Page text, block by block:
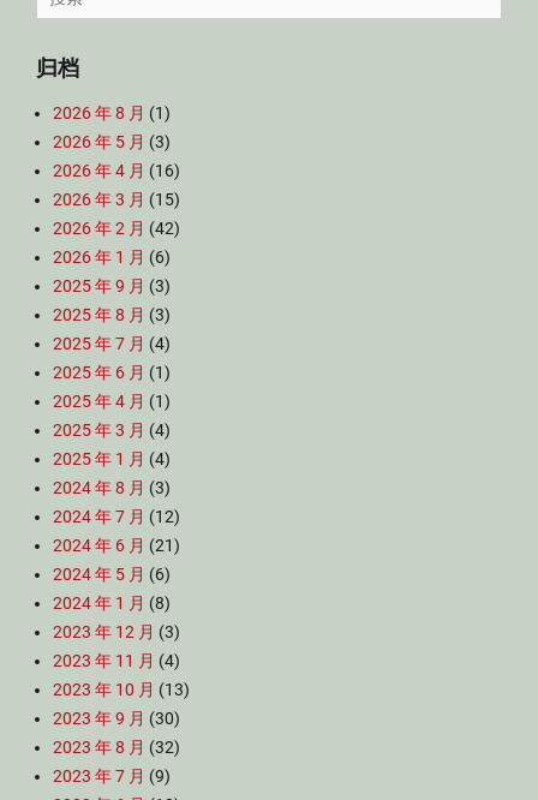
for:
归档
2026 年 8 月 (1)
2026 年 5 月 (3)
2026 年 4 月 (16)
2026 年 3 月 (15)
2026 年 2 月 (42)
2026 年 1 月 (6)
2025 年 9 月 (3)
2025 年 8 月 (3)
2025 年 7 月 (4)
2025 年 6 月 (1)
2025 年 4 月 (1)
2025 年 3 月 (4)
2025 年 1 月 (4)
2024 年 8 月 (3)
2024 年 7 月 (12)
2024 年 6 月 (21)
2024 年 5 月 (6)
2024 年 1 月 (8)
2023 年 12 月 (3)
2023 年 11 月 (4)
2023 年 10 月 (13)
2023 年 9 月 (30)
2023 年 8 月 (32)
2023 年 7 月 (9)